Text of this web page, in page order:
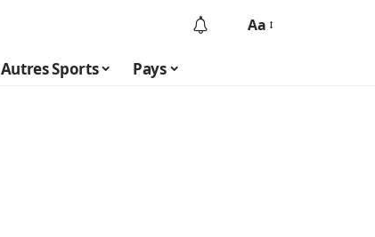
Aa
Autres Sports Pays